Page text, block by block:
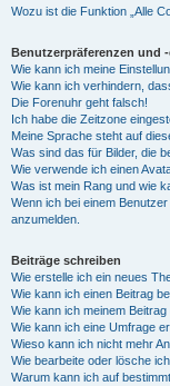
Wozu ist die Funktion „Alle
Benutzerpräferenzen und
Wie kann ich meine
Wie kann ich verhindern,
Die Forenuhr geht falsch!
Ich habe die Zeitzone
Meine Sprache steht auf
Was sind das für Bilder, die
Wie verwende ich einen
Was ist mein Rang und wie
Wenn ich bei einem
anzumelden.
Beiträge schreiben
Wie erstelle ich ein neues
Wie kann ich einen Beitrag
Wie kann ich meinem
Wie kann ich eine Umfrage
Wieso kann ich nicht mehr
Wie bearbeite oder lösche
Warum kann ich auf